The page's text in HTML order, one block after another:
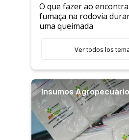
O que fazer ao
fumaça na rodovia
uma queimada
Ver todos los
Insumos